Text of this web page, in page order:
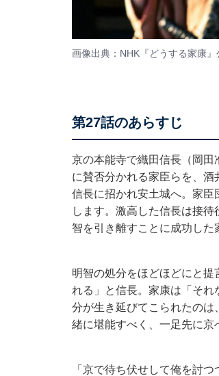
画像出典：NHK『どうする家康』
第27話のあらすじ
京の本能寺で織田信長（岡
に賛否分かれる家臣らを、
信長に招かれ安土城へ。家
します。激高した信長は接
智を引き離すことに成功した
明智の処分をほどほどにと
れる」と信長。家康は「そ
分が生き延びてこられたの
緒に堪能すべく、一足先に京
「京で待ち伏せして俺を討